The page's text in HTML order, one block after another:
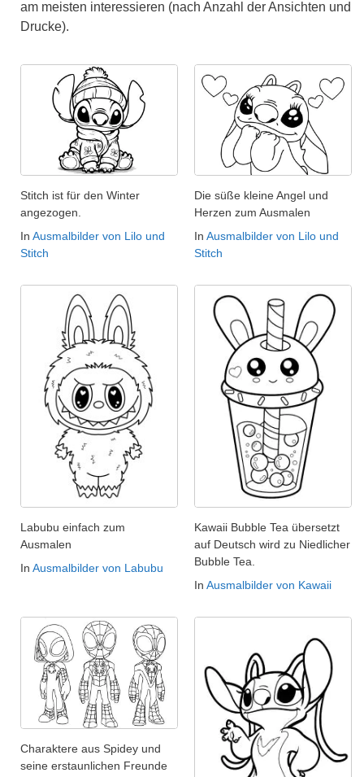
am meisten interessieren (nach Anzahl der Ansichten und
Drucke).
Stitch ist für den Winter
angezogen.
In Ausmalbilder von Lilo und
Stitch
Die süße kleine Angel und
Herzen zum Ausmalen
In Ausmalbilder von Lilo und
Stitch
Labubu einfach zum
Ausmalen
In Ausmalbilder von Labubu
Kawaii Bubble Tea übersetzt
auf Deutsch wird zu Niedlicher
Bubble Tea.
In Ausmalbilder von Kawaii
Charaktere aus Spidey und
seine erstaunlichen Freunde